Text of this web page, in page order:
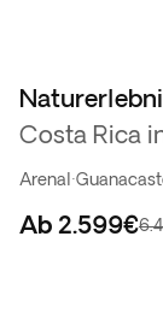
Flash-Sale
Costa Rica
Arenal ·
Ab 2.599€